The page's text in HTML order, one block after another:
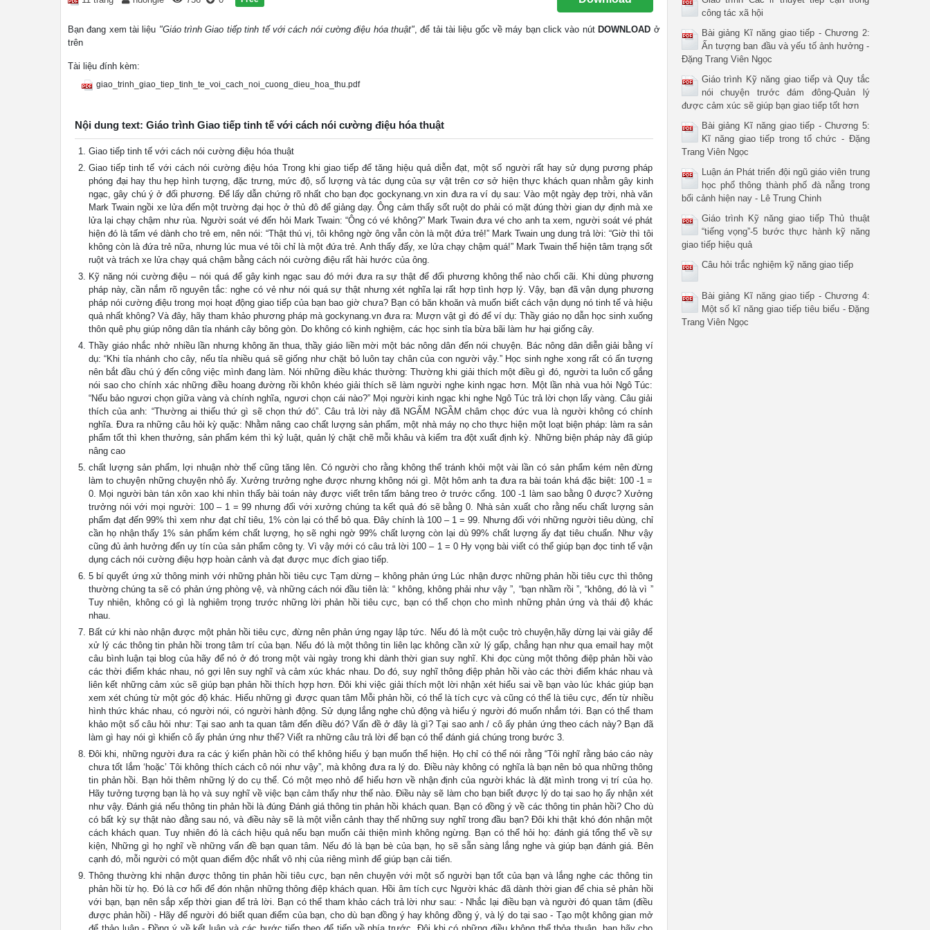
Bạn đang xem tài liệu "Giáo trình Giao tiếp tinh tế với cách nói cường điệu hóa thuật", để tải tài liệu gốc về máy bạn click vào nút DOWNLOAD ở
trên
Tài liệu đính kèm:
giao_trinh_giao_tiep_tinh_te_voi_cach_noi_cuong_dieu_hoa_thu.pdf
Nội dung text: Giáo trình Giao tiếp tinh tế với cách nói cường điệu hóa thuật
Giao tiếp tinh tế với cách nói cường điệu hóa thuật
Giao tiếp tinh tế với cách nói cường điệu hóa Trong khi giao tiếp để tăng hiệu quả diễn đạt, một số người rất hay sử dụng pương pháp
phóng đại hay thu hẹp hình tượng, đặc trưng, mức độ, số lượng và tác dụng của sự vật trên cơ sở hiện thực khách quan nhằm gây kinh
ngạc, gây chú ý ở đối phương. Để lấy dẫn chứng rõ nhất cho bạn đọc gockynang.vn xin đưa ra ví dụ sau: Vào một ngày đẹp trời, nhà văn
Mark Twain ngồi xe lửa đến một trường đại học ở thủ đô để giảng dạy. Ông cảm thấy sốt ruột do phải có mặt đúng thời gian dự định mà xe
lửa lại chạy chậm như rùa. Người soát vé đến hỏi Mark Twain: “Ông có vé không?” Mark Twain đưa vé cho anh ta xem, người soát vé phát
hiện đó là tấm vé dành cho trẻ em, nên nói: “Thật thú vị, tôi không ngờ ông vẫn còn là một đứa trẻ!” Mark Twain ung dung trả lời: “Giờ thì tôi
không còn là đứa trẻ nữa, nhưng lúc mua vé tôi chỉ là một đứa trẻ. Anh thấy đấy, xe lửa chạy chậm quá!” Mark Twain thể hiện tâm trạng sốt
ruột và trách xe lửa chạy quá chậm bằng cách nói cường điệu rất hài hước của ông.
Kỹ năng nói cường điệu – nói quá để gây kinh ngạc sau đó mới đưa ra sự thật để đối phương không thể nào chối cãi. Khi dùng phương
pháp này, cần nắm rõ nguyên tắc: nghe có vẻ như nói quá sự thật nhưng xét nghĩa lại rất hợp tình hợp lý. Vậy, bạn đã vận dụng phương
pháp nói cường điệu trong mọi hoạt động giao tiếp của bạn bao giờ chưa? Bạn có băn khoăn và muốn biết cách vận dụng nó tinh tế và hiệu
quả nhất không? Và đây, hãy tham khảo phương pháp mà gockynang.vn đưa ra: Mượn vật gì đó để ví dụ: Thầy giáo nọ dẫn học sinh xuống
thôn quê phụ giúp nông dân tỉa nhánh cây bông gòn. Do không có kinh nghiệm, các học sinh tỉa bừa bãi làm hư hại giống cây.
Thầy giáo nhắc nhở nhiều lần nhưng không ăn thua, thầy giáo liền mời một bác nông dân đến nói chuyện. Bác nông dân diễn giải bằng ví
dụ: “Khi tỉa nhánh cho cây, nếu tỉa nhiều quá sẽ giống như chặt bỏ luôn tay chân của con người vậy.” Học sinh nghe xong rất có ấn tượng
nên bắt đầu chú ý đến công việc mình đang làm. Nói những điều khác thường: Thường khi giải thích một điều gì đó, người ta luôn cố gắng
nói sao cho chính xác những điều hoang đường rồi khôn khéo giải thích sẽ làm người nghe kinh ngạc hơn. Một lần nhà vua hỏi Ngô Túc:
“Nếu bảo ngươi chọn giữa vàng và chính nghĩa, ngươi chọn cái nào?” Mọi người kinh ngạc khi nghe Ngô Túc trả lời chọn lấy vàng. Câu giải
thích của anh: “Thường ai thiếu thứ gì sẽ chọn thứ đó”. Câu trả lời này đã NGẤM NGẦM châm chọc đức vua là người không có chính
nghĩa. Đưa ra những câu hỏi kỳ quặc: Nhằm nâng cao chất lượng sản phẩm, một nhà máy nọ cho thực hiện một loạt biện pháp: làm ra sản
phẩm tốt thì khen thưởng, sản phẩm kém thì kỷ luật, quản lý chặt chẽ mỗi khâu và kiểm tra đột xuất định kỳ. Những biện pháp này đã giúp
nâng cao
chất lượng sản phẩm, lợi nhuận nhờ thế cũng tăng lên. Có người cho rằng không thể tránh khỏi một vài lần có sản phẩm kém nên đừng
làm to chuyện những chuyện nhỏ ấy. Xưởng trưởng nghe được nhưng không nói gì. Một hôm anh ta đưa ra bài toán khá đặc biệt: 100 -1 =
0. Mọi người bàn tán xôn xao khi nhìn thấy bài toán này được viết trên tấm bảng treo ở trước cổng. 100 -1 làm sao bằng 0 được? Xưởng
trưởng nói với mọi người: 100 – 1 = 99 nhưng đối với xưởng chúng ta kết quả đó sẽ bằng 0. Nhà sản xuất cho rằng nếu chất lượng sản
phẩm đạt đến 99% thì xem như đạt chỉ tiêu, 1% còn lại có thể bỏ qua. Đây chính là 100 – 1 = 99. Nhưng đối với những người tiêu dùng, chỉ
cần họ nhận thấy 1% sản phẩm kém chất lượng, họ sẽ nghi ngờ 99% chất lượng còn lại dù 99% chất lượng ấy đạt tiêu chuẩn. Như vậy
cũng đủ ảnh hưởng đến uy tín của sản phẩm công ty. Vì vậy mới có câu trả lời 100 – 1 = 0 Hy vọng bài viết có thể giúp bạn đọc tinh tế vận
dụng cách nói cường điệu hợp hoàn cảnh và đạt được mục đích giao tiếp.
5 bí quyết ứng xử thông minh với những phản hồi tiêu cực Tạm dừng – không phản ứng Lúc nhận được những phản hồi tiêu cực thì thông
thường chúng ta sẽ có phản ứng phòng vệ, và những cách nói đầu tiên là: “ không, không phải như vậy ”, “bạn nhầm rồi ”, “không, đó là vì ”
Tuy nhiên, không có gì là nghiêm trọng trước những lời phản hồi tiêu cực, bạn có thể chọn cho mình những phản ứng và thái độ khác
nhau.
Bất cứ khi nào nhận được một phản hồi tiêu cực, đừng nên phản ứng ngay lập tức. Nếu đó là một cuộc trò chuyện,hãy dừng lại vài giây để
xử lý các thông tin phản hồi trong tâm trí của bạn. Nếu đó là một thông tin liên lạc không cần xử lý gấp, chẳng hạn như qua email hay một
câu bình luận tại blog của hãy để nó ở đó trong một vài ngày trong khi dành thời gian suy nghĩ. Khi đọc cùng một thông điệp phản hồi vào
các thời điểm khác nhau, nó gợi lên suy nghĩ và cảm xúc khác nhau. Do đó, suy nghĩ thông điệp phản hồi vào các thời điểm khác nhau và
liên kết những cảm xúc sẽ giúp bạn phản hồi thích hợp hơn. Đôi khi việc giải thích một lời nhận xét hiểu sai về bạn vào lúc khác giúp bạn
xem xét chúng từ một góc độ khác. Hiểu những gì được quan tâm Mỗi phản hồi, có thể là tích cực và cũng có thể là tiêu cực, đến từ nhiều
hình thức khác nhau, có người nói, có người hành động. Sử dụng lắng nghe chủ động và hiểu ý người đó muốn nhắm tới. Bạn có thể tham
khảo một số câu hỏi như: Tại sao anh ta quan tâm đến điều đó? Vấn đề ở đây là gì? Tại sao anh / cô ấy phản ứng theo cách này? Bạn đã
làm gì hay nói gì khiến cô ấy phản ứng như thế? Viết ra những câu trả lời để bạn có thể đánh giá chúng trong bước 3.
Đôi khi, những người đưa ra các ý kiến phản hồi có thể không hiểu ý bạn muốn thể hiện. Họ chỉ có thể nói rằng “Tôi nghĩ rằng báo cáo này
chưa tốt lắm ‘hoặc’ Tôi không thích cách cô nói như vậy”, mà không đưa ra lý do. Điều này không có nghĩa là bạn nên bỏ qua những thông
tin phản hồi. Bạn hỏi thêm những lý do cụ thể. Có một mẹo nhỏ để hiểu hơn về nhận định của người khác là đặt mình trong vị trí của họ.
Hãy tưởng tượng bạn là họ và suy nghĩ về việc bạn cảm thấy như thế nào. Điều này sẽ làm cho bạn biết được lý do tại sao họ ấy nhận xét
như vậy. Đánh giá nếu thông tin phản hồi là đúng Đánh giá thông tin phản hồi khách quan. Bạn có đồng ý về các thông tin phản hồi? Cho dù
có bất kỳ sự thật nào đằng sau nó, và điều này sẽ là một viễn cảnh thay thế những suy nghĩ trong đầu bạn? Đôi khi thật khó đón nhận một
cách khách quan. Tuy nhiên đó là cách hiệu quả nếu bạn muốn cải thiện mình không ngừng. Bạn có thể hỏi họ: đánh giá tổng thể về sự
kiện, Những gì họ nghĩ về những vấn đề bạn quan tâm. Nếu đó là bạn bè của bạn, họ sẽ sẵn sàng lắng nghe và giúp bạn đánh giá. Bên
cạnh đó, mỗi người có một quan điểm độc nhất vô nhị của riêng mình để giúp bạn cải tiến.
Thông thường khi nhận được thông tin phản hồi tiêu cực, bạn nên chuyện với một số người bạn tốt của bạn và lắng nghe các thông tin
phản hồi từ họ. Đó là cơ hổi để đón nhận những thông điệp khách quan. Hồi âm tích cực Người khác đã dành thời gian để chia sẻ phản hồi
với bạn, bạn nên sắp xếp thời gian để trả lời. Bạn có thể tham khảo cách trả lời như sau: - Nhắc lại điều bạn và người đó quan tâm (điều
được phản hồi) - Hãy để người đó biết quan điểm của bạn, cho dù bạn đồng ý hay không đồng ý, và lý do tại sao - Tạo một không gian mở
công tác xã hội
Bài giảng Kĩ năng giao tiếp - Chương 2:
Ấn tượng ban đầu và yếu tố ảnh hưởng -
Đặng Trang Viên Ngọc
Giáo trình Kỹ năng giao tiếp và Quy tắc
nói chuyện trước đám đông-Quản lý
được cảm xúc sẽ giúp bạn giao tiếp tốt hơn
Bài giảng Kĩ năng giao tiếp - Chương 5:
Kĩ năng giao tiếp trong tổ chức - Đặng
Trang Viên Ngọc
Luận án Phát triển đội ngũ giáo viên trung
học phổ thông thành phố đà nẵng trong
bối cảnh hiện nay - Lê Trung Chinh
Giáo trình Kỹ năng giao tiếp Thủ thuật
“tiếng vọng”-5 bước thực hành kỹ năng
giao tiếp hiệu quả
Câu hỏi trắc nghiệm kỹ năng giao tiếp
Bài giảng Kĩ năng giao tiếp - Chương 4:
Một số kĩ năng giao tiếp tiêu biểu - Đặng
Trang Viên Ngọc